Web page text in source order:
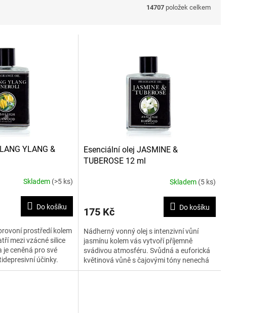
14707 položek celkem
YLANG &
Skladem (>5 ks)
Do košíku
prostředí kolem
mezi vzácné silice
je ceněná pro své
účinky.
Esenciální olej JASMINE &
TUBEROSE 12 ml
Skladem (5 ks)
175 Kč Do košíku
Nádherný vonný olej s intenzivní vůní
jasmínu kolem vás vytvoří příjemně
svádivou atmosféru. Svůdná a euforická
květinová vůně s čajovými tóny nenechá
nikoho chladným. Nevěříte?...